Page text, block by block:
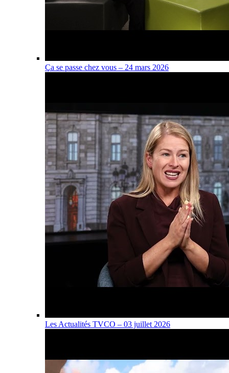
Ça se passe chez vous – 24 mars 2026
Les Actualités TVCO – 03 juillet 2026